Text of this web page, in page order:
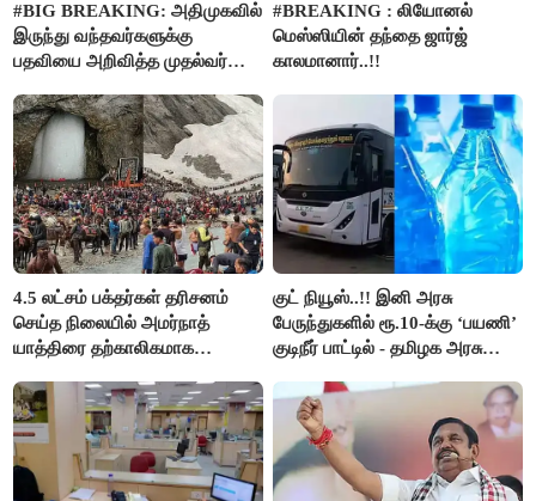
#BIG BREAKING: அதிமுகவில்
இருந்து வந்தவர்களுக்கு
பதவியை அறிவித்த முதல்வர்
#BREAKING : லியோனல்
மெஸ்ஸியின் தந்தை ஜார்ஜ்
காலமானார்..!!
4.5 லட்சம் பக்தர்கள் தரிசனம்
செய்த நிலையில் அமர்நாத்
யாத்திரை தற்காலிகமாக
குட் நியூஸ்..!! இனி அரசு
பேருந்துகளில் ரூ.10-க்கு ‘பயணி’
குடிநீர் பாட்டில் - தமிழக அரசு